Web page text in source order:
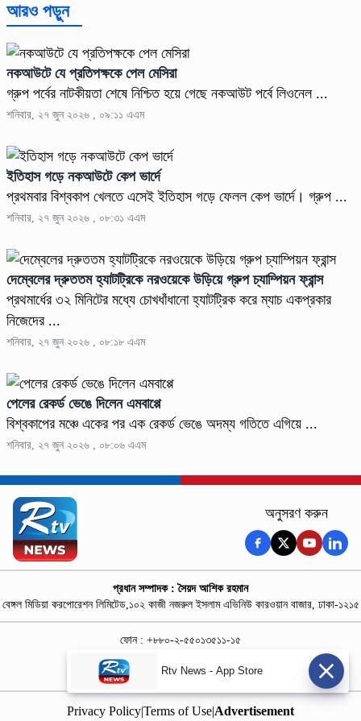
আরও পড়ুন
নকআউটে যে প্রতিপক্ষকে পেল মেসিরা
গ্রুপ পর্বের নাটকীয়তা শেষে নিশ্চিত হয়ে গেছে নকআউট পর্বে লিওনেল ...
শনিবার, ২৭ জুন ২০২৬ , ০৯:১১ এএম
ইতিহাস গড়ে নকআউটে কেপ ভার্দে
প্রথমবার বিশ্বকাপ খেলতে এসেই ইতিহাস গড়ে ফেলল কেপ ভার্দে। গ্রুপ ...
শনিবার, ২৭ জুন ২০২৬ , ০৮:৩১ এএম
দেম্বেলের দ্রুততম হ্যাটট্রিকে নরওয়েকে উড়িয়ে গ্রুপ চ্যাম্পিয়ন ফ্রান্স
প্রথমার্ধের ৩২ মিনিটের মধ্যে চোখধাঁধানো হ্যাটট্রিক করে ম্যাচ একপ্রকার
নিজেদের ...
শনিবার, ২৭ জুন ২০২৬ , ০৮:১৮ এএম
পেলের রেকর্ড ভেঙে দিলেন এমবাপ্পে
বিশ্বকাপের মঞ্চে একের পর এক রেকর্ড ভেঙে অদম্য গতিতে এগিয়ে ...
শনিবার, ২৭ জুন ২০২৬ , ০৮:০৬ এএম
অনুসরণ করুন
প্রধান সম্পাদক : সৈয়দ আশিক রহমান
বেঙ্গল মিডিয়া করপোরেশন লিমিটেড,১০২ কাজী নজরুল ইসলাম এভিনিউ কারওয়ান বাজার, ঢাকা-১২১৫
ফোন : +৮৮০-২-৫৫০১৩৫১১-১৫
নিউজ রুম : +৮৮০-১৮৭৮১৮৪৩৬৯-৭০
বিজ্ঞাপন :
rtvdigitalad@gmail.com
Privacy Policy|Terms of Use|Advertisement
Rtv News - App Store